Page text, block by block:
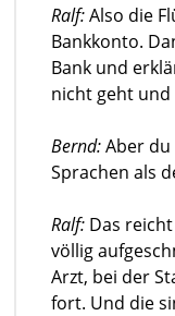
Ralf:Also die
Bankkonto.
Bank und
nicht geht und
Bernd:Aber du
Sprachen als
Ralf:Das reicht
völlig
Arzt, bei der
fort. Und die